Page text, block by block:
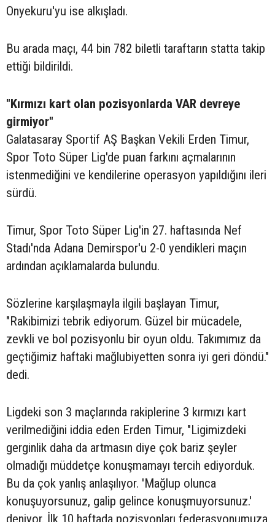
Onyekuru'yu ise alkışladı.
Bu arada maçı, 44 bin 782 biletli taraftarın statta takip
ettiği bildirildi.
"Kırmızı kart olan pozisyonlarda VAR devreye
girmiyor"
Galatasaray Sportif AŞ Başkan Vekili Erden Timur,
Spor Toto Süper Lig'de puan farkını açmalarının
istenmediğini ve kendilerine operasyon yapıldığını ileri
sürdü.
Timur, Spor Toto Süper Lig'in 27. haftasında Nef
Stadı'nda Adana Demirspor'u 2-0 yendikleri maçın
ardından açıklamalarda bulundu.
Sözlerine karşılaşmayla ilgili başlayan Timur,
"Rakibimizi tebrik ediyorum. Güzel bir mücadele,
zevkli ve bol pozisyonlu bir oyun oldu. Takımımız da
geçtiğimiz haftaki mağlubiyetten sonra iyi geri döndü."
dedi.
Ligdeki son 3 maçlarında rakiplerine 3 kırmızı kart
verilmediğini iddia eden Erden Timur, "Ligimizdeki
gerginlik daha da artmasın diye çok bariz şeyler
olmadığı müddetçe konuşmamayı tercih ediyorduk.
Bu da çok yanlış anlaşılıyor. 'Mağlup olunca
konuşuyorsunuz, galip gelince konuşmuyorsunuz.'
deniyor. İlk 10 haftada pozisyonları federasyonumuza